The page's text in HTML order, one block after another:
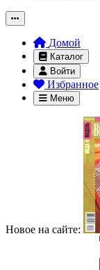
Домой
Каталог
Войти
Избранное
Меню
Новое на сайте: